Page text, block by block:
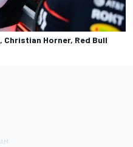
Christian Horner, Red Bull